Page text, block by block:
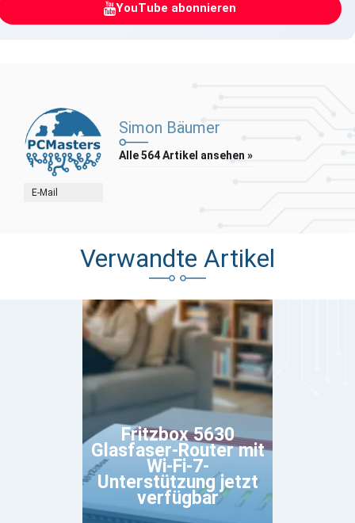
YouTube abonnieren
E-Mail
Simon Bäumer
Alle 564 Artikel ansehen »
Verwandte Artikel
Fritzbox 5630
Glasfaser-Router mit
Wi-Fi-7-
Unterstützung jetzt
verfügbar